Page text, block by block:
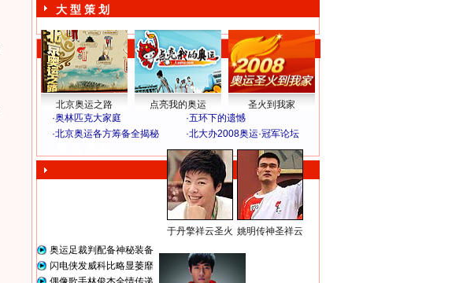
大 型 策 划
北京奥运之路 点亮我的奥运
圣火到我家
·奥林匹克大家庭 ·五环下的遗憾
·北京奥运各方筹备全揭秘 ·北大办2008奥运·冠军论坛
于丹擎祥云圣火 姚明传神圣祥云
奥运足裁判配备神秘装备
闪电侠发威科比略显萎靡